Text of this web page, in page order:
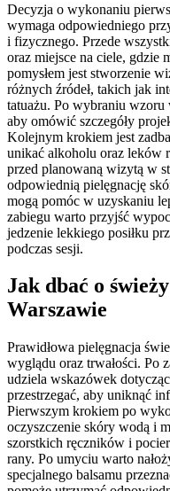
Decyzja o wykonaniu
wymaga odpowiedniego
i fizycznego. Przede
oraz miejsce na ciele, gdzie
pomysłem jest stworzenie
różnych źródeł, takich jak
tatuażu. Po wybraniu wzoru
aby omówić szczegóły
Kolejnym krokiem jest
unikać alkoholu oraz leków
przed planowaną wizytą w
odpowiednią pielęgnację
mogą pomóc w uzyskaniu
zabiegu warto przyjść
jedzenie lekkiego posiłku
podczas sesji.
Jak dbać o
Warszawie
Prawidłowa pielęgnacja
wyglądu oraz trwałości. Po
udziela wskazówek
przestrzegać, aby uniknąć
Pierwszym krokiem po
oczyszczenie skóry wodą i
szorstkich ręczników i
rany. Po umyciu warto
specjalnego balsamu